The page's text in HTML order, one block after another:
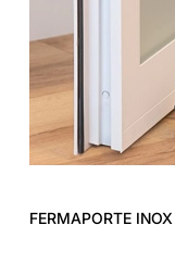
FERMAPORTE INOX